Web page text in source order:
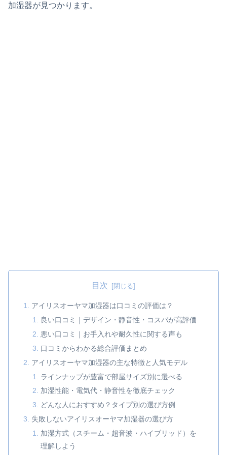
加湿器が見つかります。
目次
アイリスオーヤマ加湿器は口コミの評価は？
良い口コミ｜デザイン・静音性・コスパが高評価
悪い口コミ｜お手入れや耐久性に関する声も
口コミからわかる総合評価まとめ
アイリスオーヤマ加湿器の主な特徴と人気モデル
ラインナップが豊富で部屋サイズ別に選べる
加湿性能・電気代・静音性を徹底チェック
どんな人におすすめ？タイプ別の選び方例
失敗しないアイリスオーヤマ加湿器の選び方
加湿方式（スチーム・超音波・ハイブリッド）を
理解しよう